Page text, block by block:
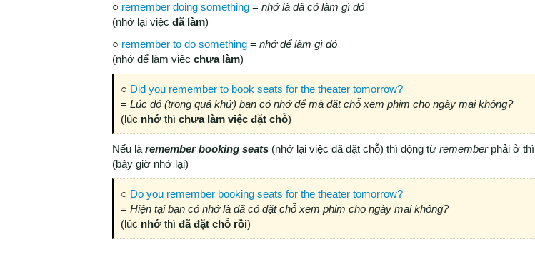
○ remember doing something = nhớ là đã có làm gì đó
(nhớ lại việc đã làm)
○ remember to do something = nhớ để làm gì đó
(nhớ để làm việc chưa làm)
○ Did you remember to book seats for the theater tomorrow?
= Lúc đó (trong quá khứ) bạn có nhớ để mà đặt chỗ xem phim cho ngày mai không?
(lúc nhớ thì chưa làm việc đặt chỗ)
Nếu là remember booking seats (nhớ lại việc đã đặt chỗ) thì động từ rememberphải ở thì
(bây giờ nhớ lại)
○ Do you remember booking seats for the theater tomorrow?
= Hiện tại bạn có nhớ là đã có đặt chỗ xem phim cho ngày mai không?
(lúc nhớ thì đã đặt chỗ rồi)